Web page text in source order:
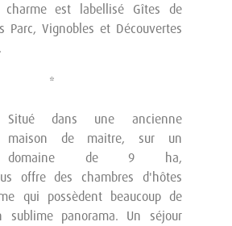
est labellisé Gîtes de
Parc, Vignobles et Découvertes
*
Situé dans une ancienne
maison de maitre, sur un
domaine de 9 ha,
offre des chambres d'hôtes
qui possèdent beaucoup de
sublime panorama. Un séjour